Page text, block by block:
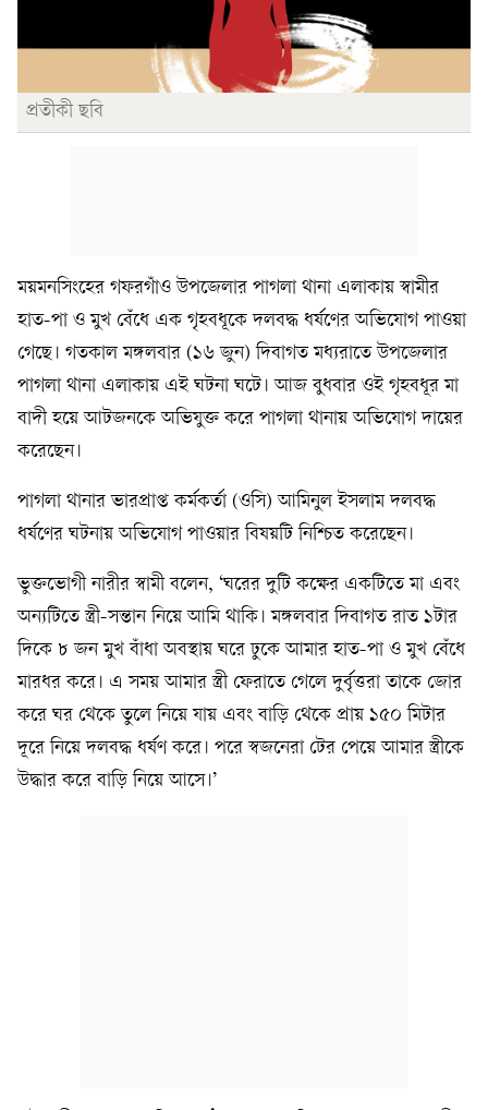
প্রতীকী ছবি
ময়মনসিংহের গফরগাঁও উপজেলার পাগলা থানা এলাকায় স্বামীর
হাত-পা ও মুখ বেঁধে এক গৃহবধূকে দলবদ্ধ ধর্ষণের অভিযোগ পাওয়া
গেছে। গতকাল মঙ্গলবার (১৬ জুন) দিবাগত মধ্যরাতে উপজেলার
পাগলা থানা এলাকায় এই ঘটনা ঘটে। আজ বুধবার ওই গৃহবধূর মা
বাদী হয়ে আটজনকে অভিযুক্ত করে পাগলা থানায় অভিযোগ দায়ের
করেছেন।
পাগলা থানার ভারপ্রাপ্ত কর্মকর্তা (ওসি) আমিনুল ইসলাম দলবদ্ধ
ধর্ষণের ঘটনায় অভিযোগ পাওয়ার বিষয়টি নিশ্চিত করেছেন।
ভুক্তভোগী নারীর স্বামী বলেন, ‘ঘরের দুটি কক্ষের একটিতে মা এবং
অন্যটিতে স্ত্রী-সন্তান নিয়ে আমি থাকি। মঙ্গলবার দিবাগত রাত ১টার
দিকে ৮ জন মুখ বাঁধা অবস্থায় ঘরে ঢুকে আমার হাত-পা ও মুখ বেঁধে
মারধর করে। এ সময় আমার স্ত্রী ফেরাতে গেলে দুর্বৃত্তরা তাকে জোর
করে ঘর থেকে তুলে নিয়ে যায় এবং বাড়ি থেকে প্রায় ১৫০ মিটার
দূরে নিয়ে দলবদ্ধ ধর্ষণ করে। পরে স্বজনেরা টের পেয়ে আমার স্ত্রীকে
উদ্ধার করে বাড়ি নিয়ে আসে।’